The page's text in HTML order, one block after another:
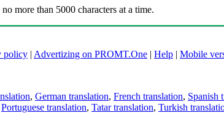
more than 5000 characters at a time.
policy | Advertizing on PROMT.One | Help | Mobile
, German translation, French translation, Spanish
Portuguese translation, Tatar translation, Turkish